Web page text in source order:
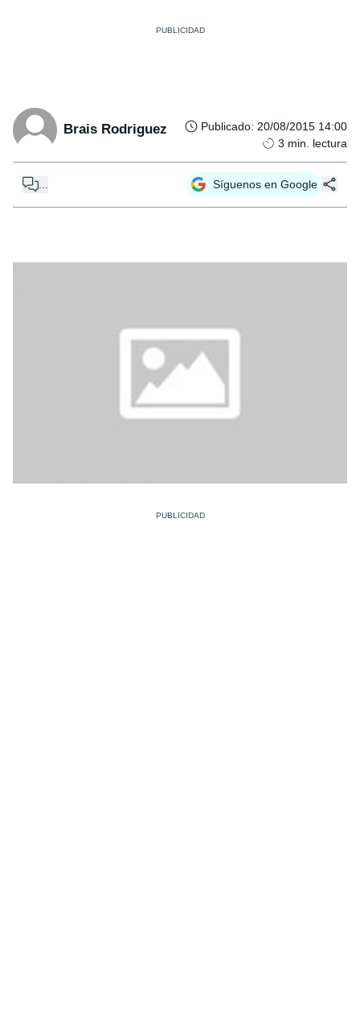
Brais Rodriguez Publicado: 20/08/2015 14:00
3 min. lectura
Síguenos en Google